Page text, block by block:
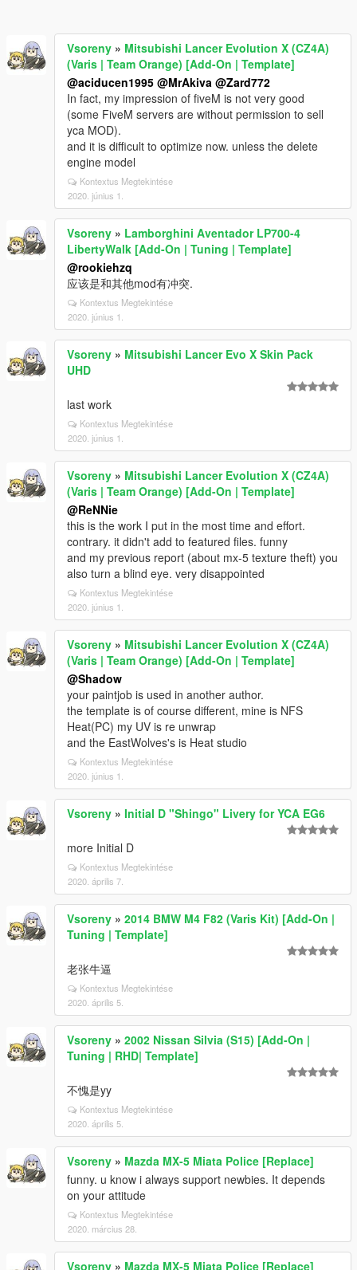
Vsoreny » Mitsubishi Lancer Evolution X (CZ4A)
(Varis | Team Orange) [Add-On | Template]
@aciducen1995 @MrAkiva @Zard772
In fact, my impression of fiveM is not very good
(some FiveM servers are without permission to sell
yca MOD).
and it is difficult to optimize now. unless the delete
engine model
Kontextus Megtekintése
2020. június 1.
Vsoreny » Lamborghini Aventador LP700-4
LibertyWalk [Add-On | Tuning | Template]
@rookiehzq
应该是和其他mod有冲突.
Kontextus Megtekintése
2020. június 1.
Vsoreny » Mitsubishi Lancer Evo X Skin Pack
UHD
last work
Kontextus Megtekintése
2020. június 1.
Vsoreny » Mitsubishi Lancer Evolution X (CZ4A)
(Varis | Team Orange) [Add-On | Template]
@ReNNie
this is the work I put in the most time and effort.
contrary. it didn't add to featured files. funny
and my previous report (about mx-5 texture theft) you
also turn a blind eye. very disappointed
Kontextus Megtekintése
2020. június 1.
Vsoreny » Mitsubishi Lancer Evolution X (CZ4A)
(Varis | Team Orange) [Add-On | Template]
@Shadow
your paintjob is used in another author.
the template is of course different, mine is NFS
Heat(PC) my UV is re unwrap
and the EastWolves's is Heat studio
Kontextus Megtekintése
2020. június 1.
Vsoreny » Initial D "Shingo" Livery for YCA EG6
more Initial D
Kontextus Megtekintése
2020. április 7.
Vsoreny » 2014 BMW M4 F82 (Varis Kit) [Add-On |
Tuning | Template]
老张牛逼
Kontextus Megtekintése
2020. április 5.
Vsoreny » 2002 Nissan Silvia (S15) [Add-On |
Tuning | RHD| Template]
不愧是yy
Kontextus Megtekintése
2020. április 5.
Vsoreny » Mazda MX-5 Miata Police [Replace]
funny. u know i always support newbies. It depends
on your attitude
Kontextus Megtekintése
2020. március 28.
Vsoreny » Mazda MX-5 Miata Police [Replace]